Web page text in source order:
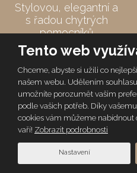
Stylovou, elegantní a
s řadou chytrých
pomocníků
Dovezemeji k vám
Tento web
Chceme, abyste si užili co
našem webu. Udělením
umožníte porozumět vašim
podle vašich potřeb. Díky
cookies vám můžeme nabídnout
vaří! Zobrazit podrobnosti
Nastavení